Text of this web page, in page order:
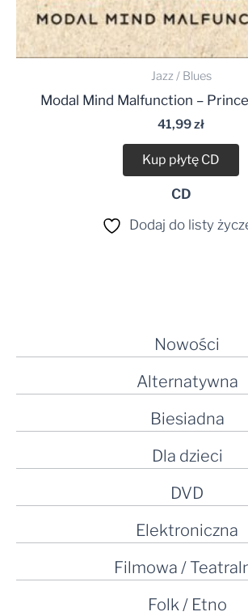
Nowości
Alternatywna
Biesiadna
Dla dzieci
DVD
Elektroniczna
Filmowa /
Folk / Etno
Jazz / Blues
Modal Mind Malfunction –
41,99zł
Kup płytę CD
CD
Dodaj do listy